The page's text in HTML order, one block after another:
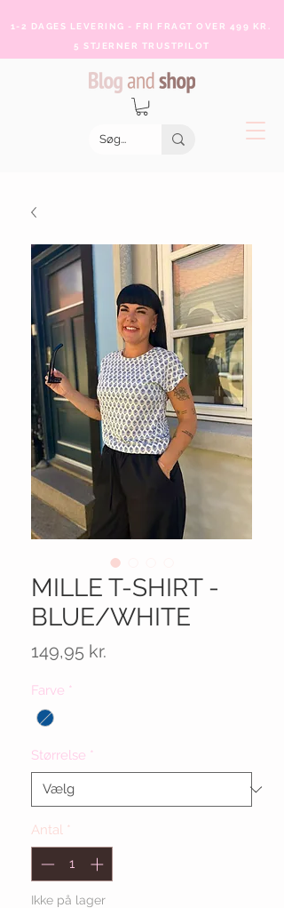
1-2 DAGES LEVERING - FRI FRAGT OVER 499 KR.
5 STJERNER TRUSTPILOT
MILLE T-SHIRT -
BLUE/WHITE
149,95 kr.
Farve *
Størrelse *
Antal *
Ikke på lager